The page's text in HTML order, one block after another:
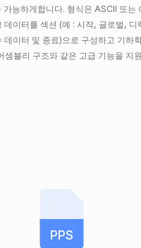
가능하게합니다. 형식은 ASCII 또는
데이터를 섹션 (예 : 시작, 글로벌, 디
데이터 및 종료)으로 구성하고 기하
셈블리 구조와 같은 고급 기능을 지
PPS